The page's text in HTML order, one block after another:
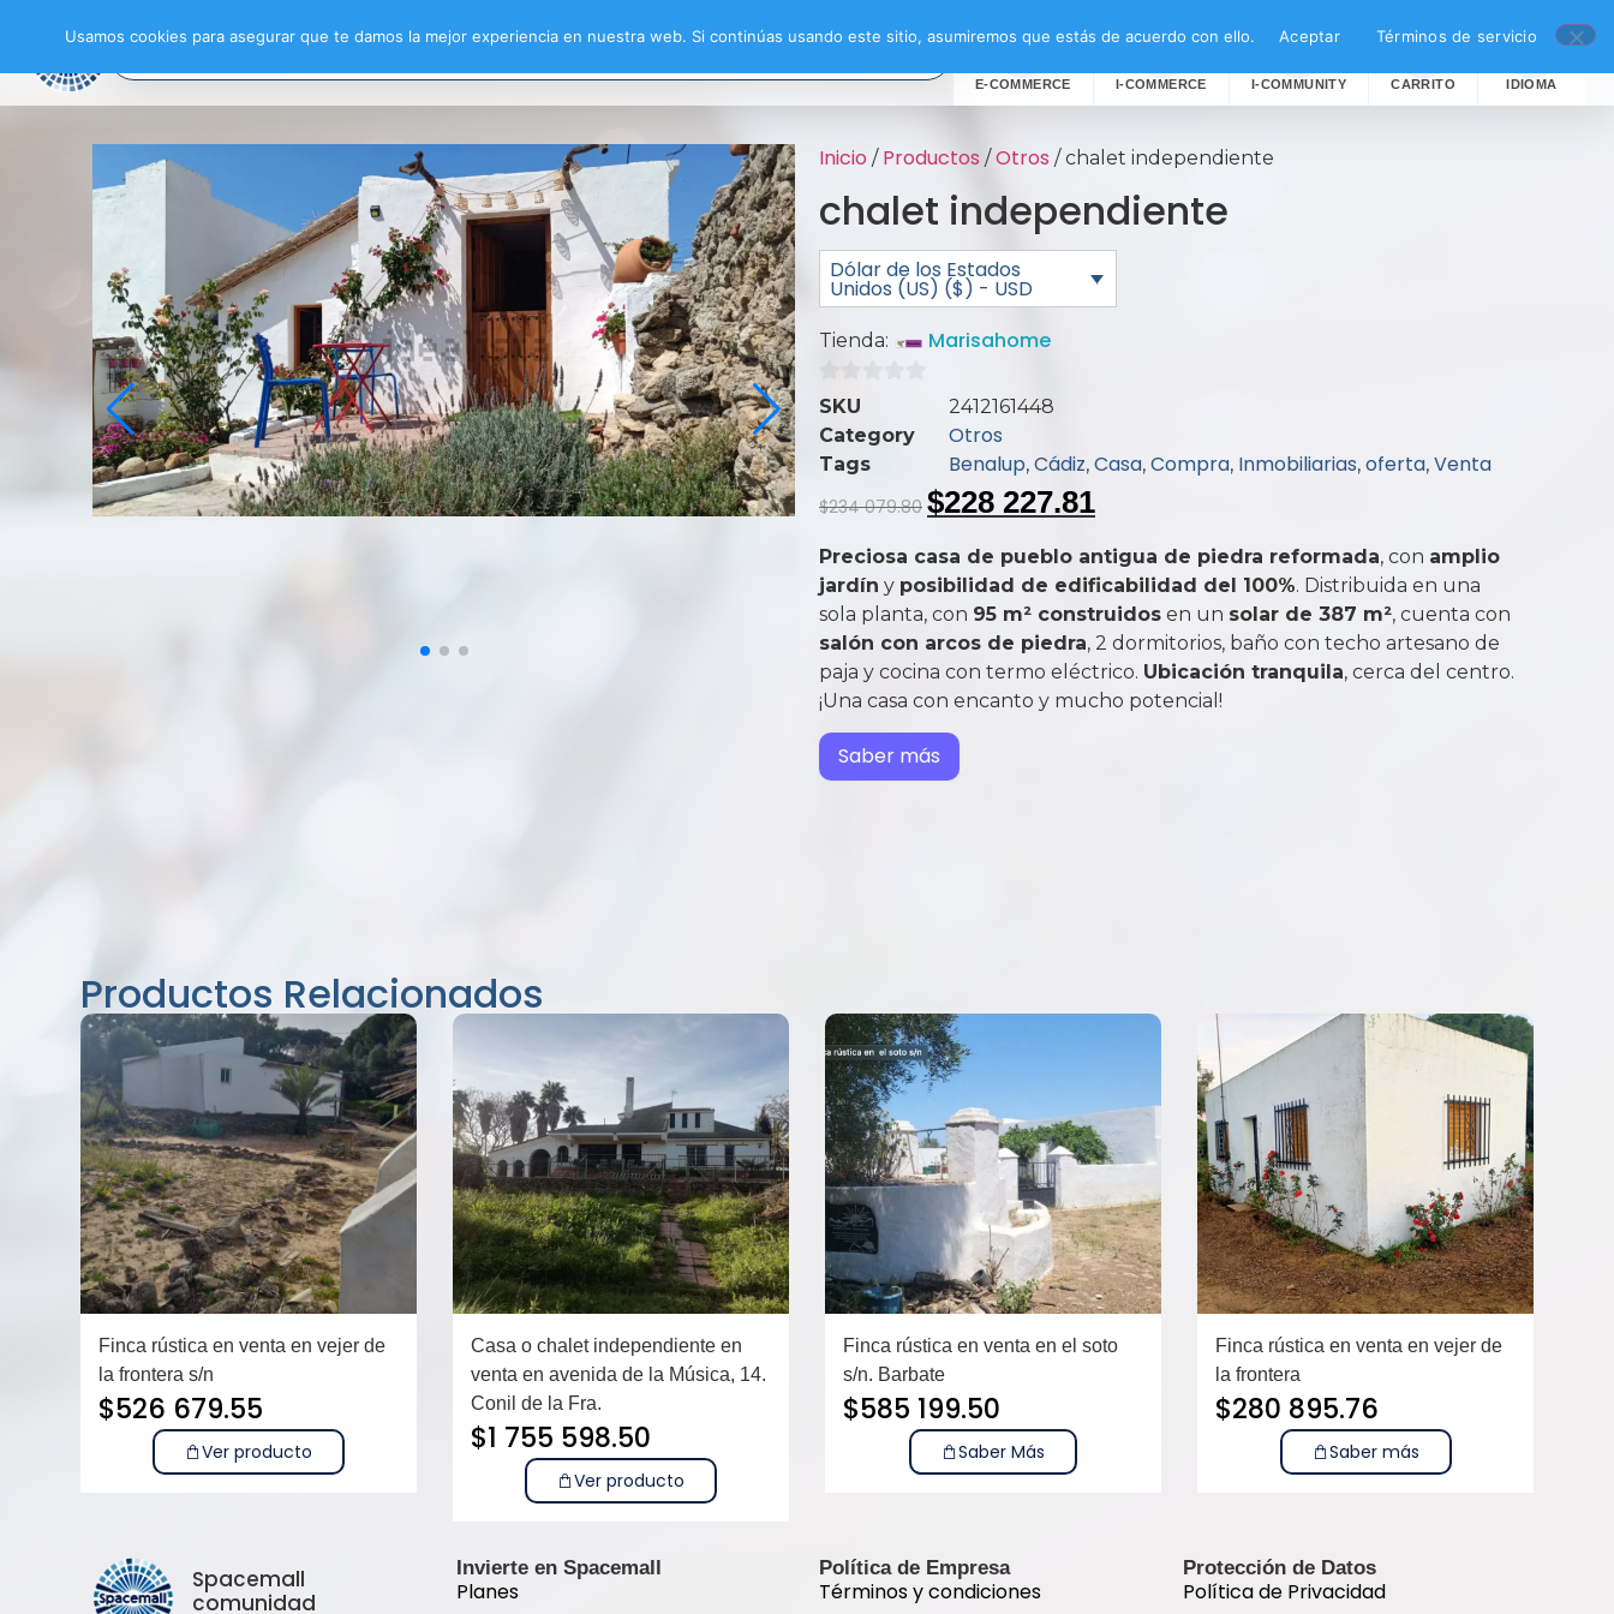
E-COMMERCE I-COMMERCE I-COMMUNITY CARRITO IDIOMA
Inicio / Productos /Otros / chalet independiente
chalet independiente
Dólar de los Estados
Unidos (US) ($) - USD
Tienda: Marisahome
0
de
5
SKU
2412161448
Category
Otros
Tags Benalup, Cádiz, Casa, Compra, Inmobiliarias, oferta, Venta
$234 079.80 $228 227.81
Preciosa casa de pueblo antigua de piedra reformada, con amplio
jardín y posibilidad de edificabilidad del 100%. Distribuida en una
sola planta, con 95 m² construidos en un solar de 387 m², cuenta con
salón con arcos de piedra, 2 dormitorios, baño con techo artesano de
paja y cocina con termo eléctrico. Ubicación tranquila, cerca del centro.
¡Una casa con encanto y mucho potencial!
Saber más
Productos Relacionados
Finca rústica en venta en vejer de
la frontera s/n
$526 679.55
Ver producto
Casa o chalet independiente en
venta en avenida de la Música, 14.
Conil de la Fra.
$1 755 598.50
Ver producto
Finca rústica en venta en el soto
s/n. Barbate
$585 199.50
Saber Más
Finca rústica en venta en vejer de
la frontera
$280 895.76
Saber más
Spacemall
comunidad
Invierte en Spacemall
Planes
Política de Empresa
Términos y condiciones
Protección de Datos
Política de Privacidad
Usamos cookies para asegurar que te damos la mejor experiencia en nuestra web. Si continúas usando este sitio, asumiremos que estás de acuerdo con ello. Aceptar Términos de servicio